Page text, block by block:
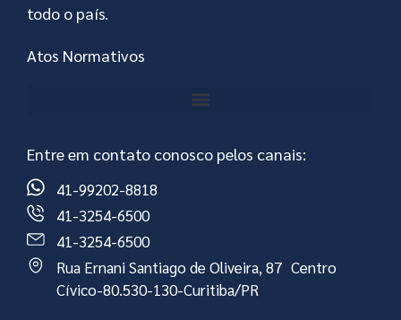
todo o país.
Atos Normativos
Entre em contato conosco pelos canais:
41-99202-8818
41-3254-6500
41-3254-6500
Rua Ernani Santiago de Oliveira, 87 Centro
Cívico-80.530-130-Curitiba/PR